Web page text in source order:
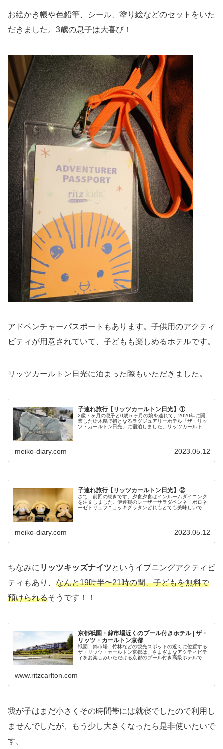
お絵かき帳や色鉛筆、シール、塗り絵などのセットをいた
だきました。3歳の息子は大喜び！
アドベンチャーパスポートもあります。子供用のアクティ
ビティが用意されていて、子どもも楽しめるホテルです。
リッツカールトン日光に泊まった際もいただきました。
子連れ旅行【リッツカールトン日光】①
2歳７ヶ月の息子と0歳５ヶ月の娘を連れて、2020年に開
業した栃木県で初となるラグジュアリーホテル「ザ・リッ
ツ・カールトン日光」に宿泊しました。リッツカールトン
meiko-diary.com 2023.05.12
子連れ旅行【リッツカールトン日光】②
さて、前回の続きです。夕食夕食はインルームダイニング
を注文しました。伊達鶏のシーザーサラダペンネ ボロネ
ーゼトリュフニョッキグラタンどれもとても美味しいです
meiko-diary.com 2023.05.12
ちなみに リッツキッズナイツというイブニングアクティビ
ティもあり、 なんと19時半〜21時の間、子どもを無料で
預けられるそうです！！
京都祇園・錦市場近くのプール付きホテル | ザ・
リッツ・カールトン京都
祇園、錦市場、竹林などの観光スポットの近くに位置する
ザ・リッツ・カールトン京都は、さまざまなアクティビテ
ィをお楽しみいただける京都のプール付き高級ホテルで
www.ritzcarlton.com
我が子はまだ小さくその時間帯には就寝でしたので利用し
ませんでしたが、もう少し大きくなったら是非使いたいで
す。